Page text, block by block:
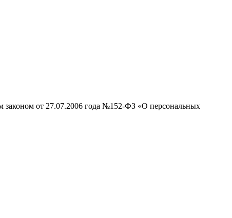
законом от 27.07.2006 года №152-ФЗ «О персональных